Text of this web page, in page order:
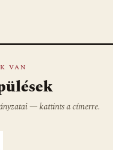
VAN
— kattints a címerre.